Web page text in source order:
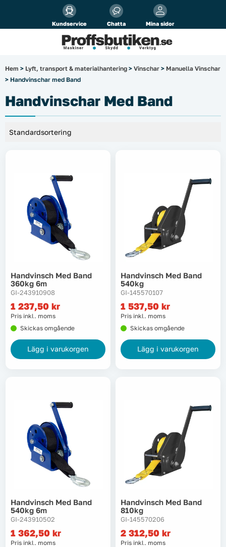
Kundservice Chatta Mina sidor
Alla priser visasinkl. moms!
Företag Privat
Arbetsplats
El & belysning
Fordonsbelysning & lastbilstillbehör
Garage & verkstad
Laserinstrument
Lyft, transport & materialhantering
Maskintillbehör & förbrukning
Mätinstrument
Oljor & kem
Trädgård & utemiljö
Verktyg
Hem > Lyft, transport & materialhantering > Vinschar > Manuella Vinschar
> Handvinschar med Band
Handvinschar Med Band
Handvinsch Med Band
360kg 6m
GI-243910908
1 237,50 kr
Pris inkl. moms
Skickas omgående
Lägg i varukorgen
Handvinsch Med Band
540kg
GI-145570107
1 537,50 kr
Pris inkl. moms
Skickas omgående
Lägg i varukorgen
Handvinsch Med Band
540kg 6m
GI-243910502
1 362,50 kr
Pris inkl. moms
Handvinsch Med Band
810kg
GI-145570206
2 312,50 kr
Pris inkl. moms